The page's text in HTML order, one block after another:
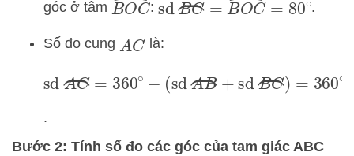
góc ở tâm BOC^: .
Số đo cung AClà:
sdAC ⏜ =360 (sd AB⏜ +sdBC⏜) =360
.
Bước 2: Tính số đo các góc của tam giác ABC